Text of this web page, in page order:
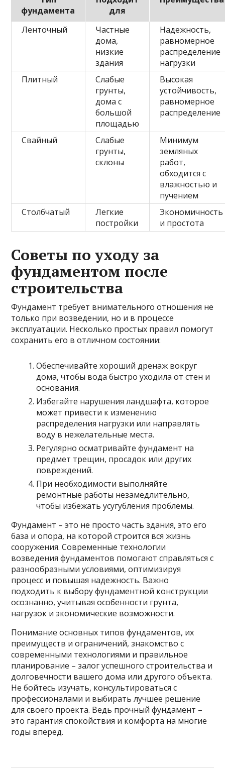
фундамента
для
Ленточный
Частные
дома,
низкие
здания
Надежность,
равномерное
распределение
нагрузки
Плитный
Слабые
грунты,
дома с
большой
площадью
Высокая
устойчивость,
равномерное
распределение
Свайный
Слабые
грунты,
склоны
Минимум
земляных
работ,
обходится с
влажностью и
пучением
Столбчатый
Легкие
постройки
Экономичность
и простота
Советы по уходу за
фундаментом после
строительства
Фундамент требует внимательного отношения не
только при возведении, но и в процессе
эксплуатации. Несколько простых правил помогут
сохранить его в отличном состоянии:
Обеспечивайте хороший дренаж вокруг
дома, чтобы вода быстро уходила от стен и
основания.
Избегайте нарушения ландшафта, которое
может привести к изменению
распределения нагрузки или направлять
воду в нежелательные места.
Регулярно осматривайте фундамент на
предмет трещин, просадок или других
повреждений.
При необходимости выполняйте
ремонтные работы незамедлительно,
чтобы избежать усугубления проблемы.
Фундамент – это не просто часть здания, это его
база и опора, на которой строится вся жизнь
сооружения. Современные технологии
возведения фундаментов помогают справляться с
разнообразными условиями, оптимизируя
процесс и повышая надежность. Важно
подходить к выбору фундаментной конструкции
осознанно, учитывая особенности грунта,
нагрузок и экономические возможности.
Понимание основных типов фундаментов, их
преимуществ и ограничений, знакомство с
современными технологиями и правильное
планирование – залог успешного строительства и
долговечности вашего дома или другого объекта.
Не бойтесь изучать, консультироваться с
профессионалами и выбирать лучшее решение
для своего проекта. Ведь прочный фундамент –
это гарантия спокойствия и комфорта на многие
годы вперед.